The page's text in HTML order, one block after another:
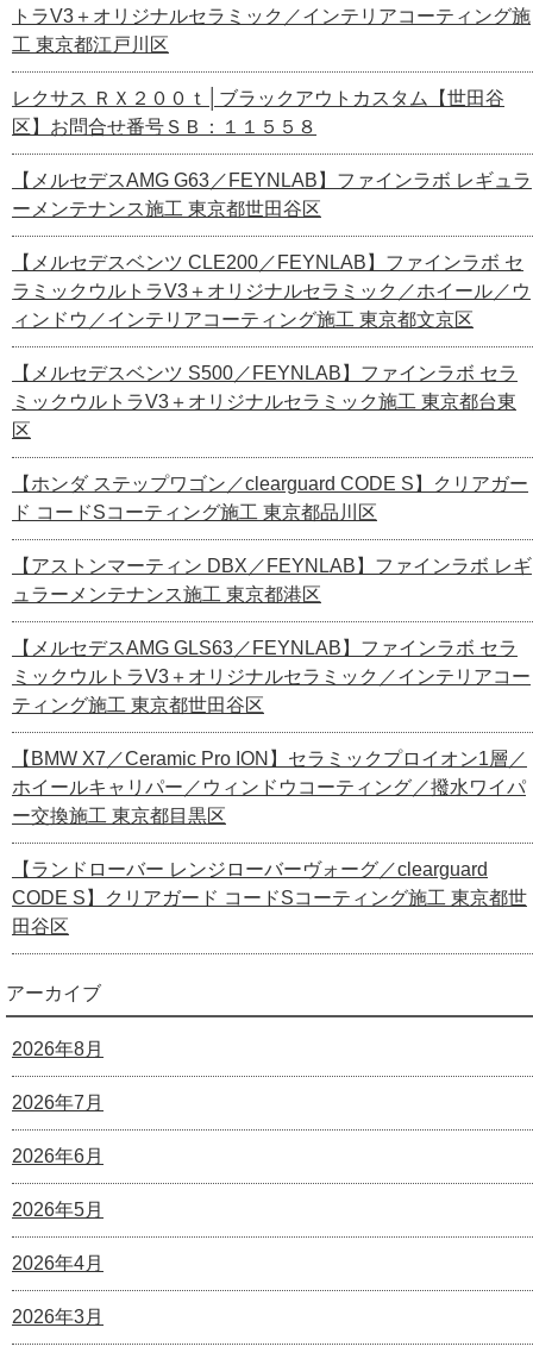
トラV3＋オリジナルセラミック／インテリアコーティング施
工 東京都江戸川区
レクサス ＲＸ２００ｔ│ブラックアウトカスタム【世田谷
区】お問合せ番号ＳＢ：１１５５８
【メルセデスAMG G63／FEYNLAB】ファインラボ レギュラ
ーメンテナンス施工 東京都世田谷区
【メルセデスベンツ CLE200／FEYNLAB】ファインラボ セ
ラミックウルトラV3＋オリジナルセラミック／ホイール／ウ
ィンドウ／インテリアコーティング施工 東京都文京区
【メルセデスベンツ S500／FEYNLAB】ファインラボ セラ
ミックウルトラV3＋オリジナルセラミック施工 東京都台東
区
【ホンダ ステップワゴン／clearguard CODE S】クリアガー
ド コードSコーティング施工 東京都品川区
【アストンマーティン DBX／FEYNLAB】ファインラボ レギ
ュラーメンテナンス施工 東京都港区
【メルセデスAMG GLS63／FEYNLAB】ファインラボ セラ
ミックウルトラV3＋オリジナルセラミック／インテリアコー
ティング施工 東京都世田谷区
【BMW X7／Ceramic Pro ION】セラミックプロイオン1層／
ホイールキャリパー／ウィンドウコーティング／撥水ワイパ
ー交換施工 東京都目黒区
【ランドローバー レンジローバーヴォーグ／clearguard
CODE S】クリアガード コードSコーティング施工 東京都世
田谷区
アーカイブ
2026年8月
2026年7月
2026年6月
2026年5月
2026年4月
2026年3月